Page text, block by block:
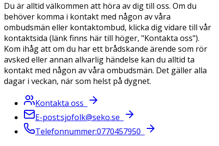
Du är alltid välkommen att höra av dig till oss. Om du
behöver komma i kontakt med någon av våra
ombudsmän eller kontaktombud, klicka dig vidare till vår
kontaktsida (länk finns här till höger, "Kontakta oss").
Kom ihåg att om du har ett brådskande ärende som rör
avsked eller annan allvarlig händelse kan du alltid ta
kontakt med någon av våra ombudsmän. Det gäller alla
dagar i veckan, när som helst på dygnet.
Kontakta oss
E-post:sjofolk@seko.se
Telefonnummer:0770457950